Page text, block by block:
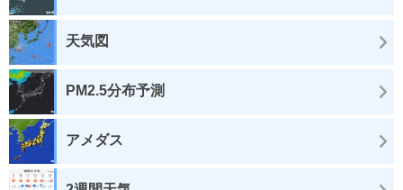
天気図
PM2.5分布予測
アメダス